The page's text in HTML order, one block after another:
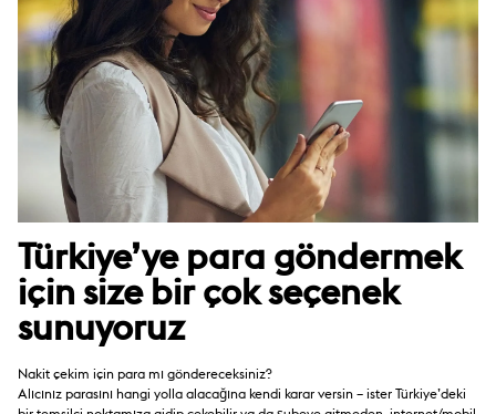
Türkiye’ye para göndermek
için size bir çok seçenek
sunuyoruz
Nakit çekim için para mı göndereceksiniz?
Alıcınız parasını hangi yolla alacağına kendi karar versin – ister Türkiye’deki